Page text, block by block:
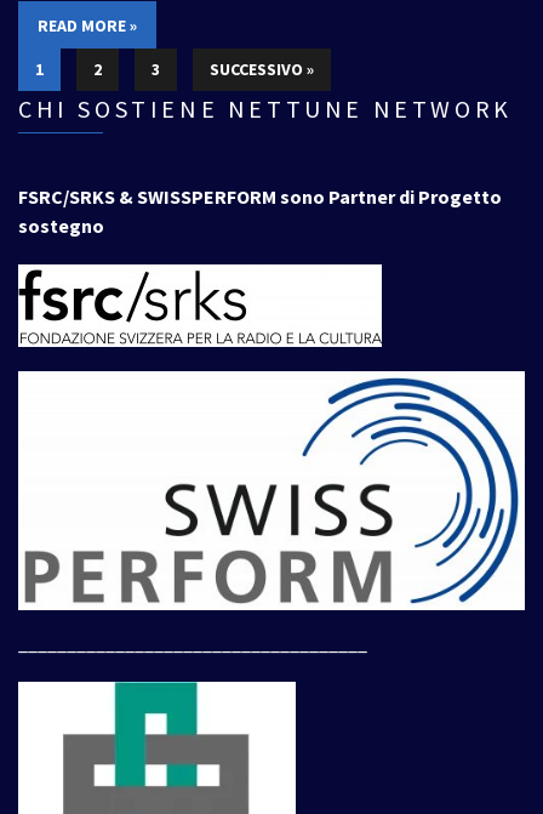
READ MORE »
1
2 3 SUCCESSIVO »
CHI SOSTIENE NETTUNE NETWORK
FSRC/SRKS & SWISSPERFORM sono Partner di Progetto
sostegno